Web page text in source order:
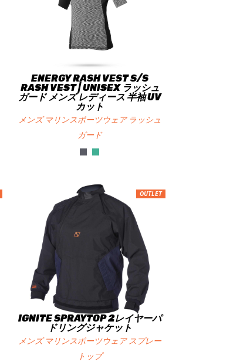
ENERGY RASH VEST S/S
RASH VEST | UNISEX ラッシュ
ガード メンズ レディース 半袖 UV
カット
メンズ マリンスポーツウェア ラッシュ
ガード
OUTLET
IGNITE SPRAYTOP 2レイヤーパ
ドリングジャケット
メンズ マリンスポーツウェア スプレー
トップ